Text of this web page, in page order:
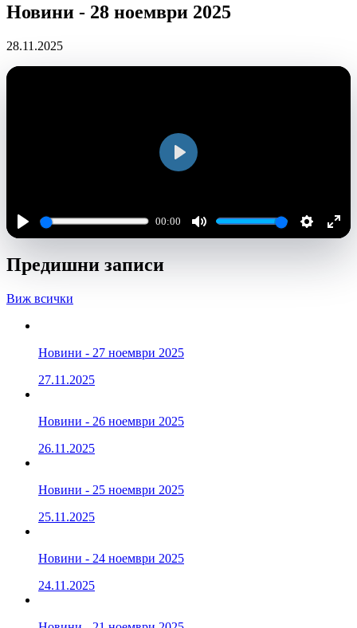
Новини - 28 ноември 2025
28.11.2025
Play
00:00
Mute Settings
Play
Предишни записи
Виж всички
Новини - 27 ноември 2025
27.11.2025
Новини - 26 ноември 2025
26.11.2025
Новини - 25 ноември 2025
25.11.2025
Новини - 24 ноември 2025
24.11.2025